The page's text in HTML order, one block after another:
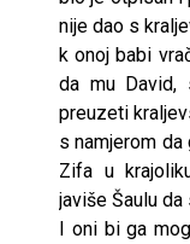
nije dao s
k onoj babi
da mu David,
preuzeti
s namjerom
Zifa u
javiše Šaulu
I oni bi ga